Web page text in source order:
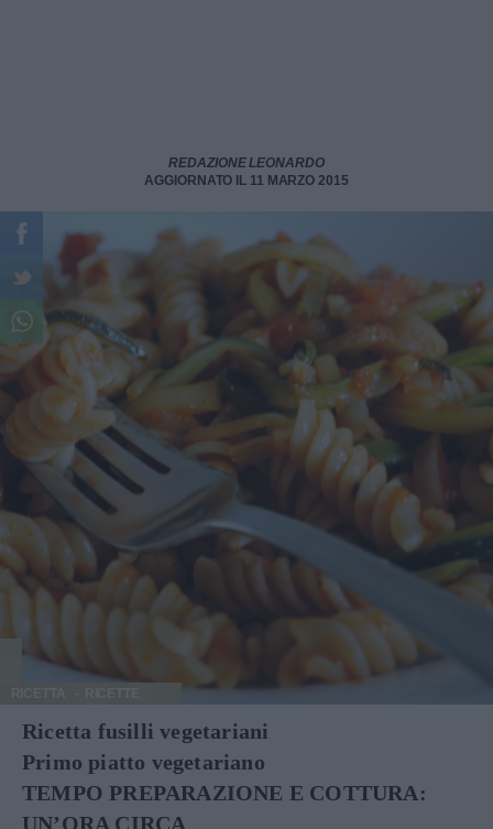
REDAZIONE LEONARDO
AGGIORNATO IL 11 MARZO 2015
RICETTA
Ricetta fusilli vegetariani
Primo piatto vegetariano
TEMPO PREPARAZIONE E COTTURA:
UN’ORA CIRCA